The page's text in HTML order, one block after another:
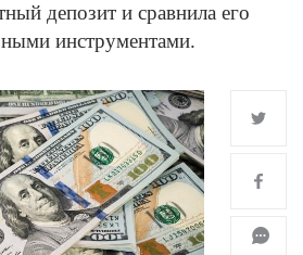
депозит и сравнила его
инструментами.